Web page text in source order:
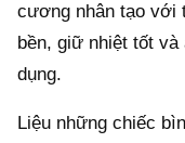
cương nhân tạo với
bền, giữ nhiệt tốt
dụng.
Liệu những chiếc